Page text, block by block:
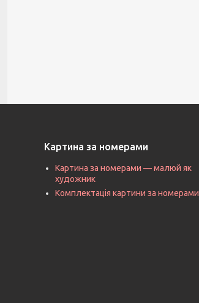
Картина за номерами
Картина за номерами — малюй як
художник
Комплектація картини за номерами